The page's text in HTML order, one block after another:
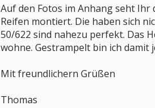
Auf den Fotos im Anhang seht
Reifen montiert. Die haben sich
50/622 sind nahezu perfekt. Das
wohne. Gestrampelt bin ich
Mit freundlichern Grüßen
Thomas